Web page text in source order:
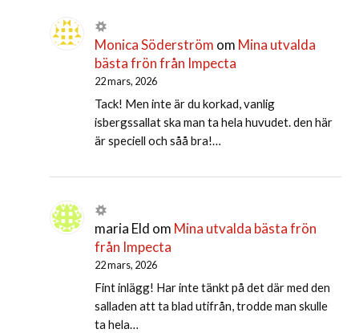
Monica Söderström om Mina utvalda
bästa frön från Impecta
22 mars, 2026
Tack! Men inte är du korkad, vanlig
isbergssallat ska man ta hela huvudet. den här
är speciell och såå bra!…
maria Eld om Mina utvalda bästa frön
från Impecta
22 mars, 2026
Fint inlägg! Har inte tänkt på det där med den
salladen att ta blad utifrån, trodde man skulle
ta hela…